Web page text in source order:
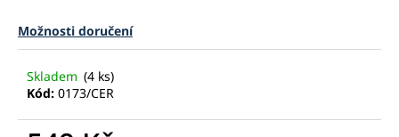
Možnosti doručení
Skladem (4 ks)
Kód: 0173/CER
o
r
u